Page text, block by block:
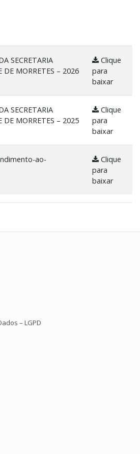
SECRETARIA
DE MORRETES – 2026
Clique
para
baixar
SECRETARIA
DE MORRETES – 2025
Clique
para
baixar
ao-
Clique
para
baixar
– LGPD